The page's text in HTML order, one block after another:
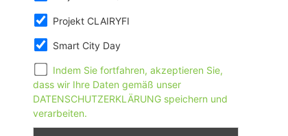
Projekt CLAIRYFI
Smart City Day
Indem Sie fortfahren, akzeptieren Sie,
dass wir Ihre Daten gemäß unser
DATENSCHUTZERKLÄRUNG speichern und
verarbeiten.